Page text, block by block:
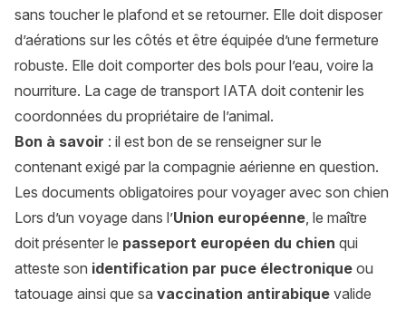
sans toucher le plafond et se retourner. Elle doit disposer
d’aérations sur les côtés et être équipée d’une fermeture
robuste. Elle doit comporter des bols pour l’eau, voire la
nourriture. La cage de transport IATA doit contenir les
coordonnées du propriétaire de l’animal.
Bon à savoir : il est bon de se renseigner sur le
contenant exigé par la compagnie aérienne en question.
Les documents obligatoires pour voyager avec son chien
Lors d’un voyage dans l’Union européenne, le maître
doit présenter le passeport européen du chien qui
atteste son identification par puce électronique ou
tatouage ainsi que sa vaccination antirabique valide